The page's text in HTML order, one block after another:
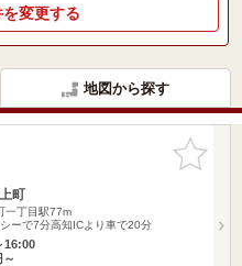
変更する
地図から探す
お気に入
りに追加
町
一丁目駅77m
ーで7分高知ICより車で20分
16:00